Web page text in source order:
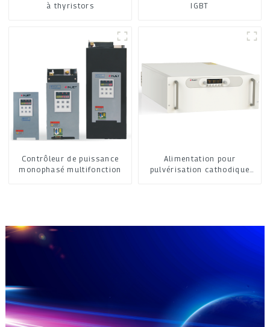
à thyristors
IGBT
Contrôleur de puissance
monophasé multifonction
Alimentation pour
pulvérisation cathodique